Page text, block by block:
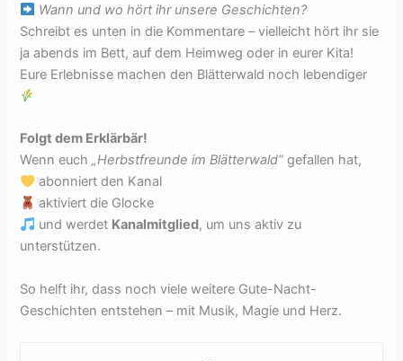
Wann und wo hört ihr unsere Geschichten?
Schreibt es unten in die Kommentare – vielleicht hört ihr sie
ja abends im Bett, auf dem Heimweg oder in eurer Kita!
Eure Erlebnisse machen den Blätterwald noch lebendiger
Folgt dem Erklärbär!
Wenn euch„Herbstfreunde im Blätterwald“ gefallen hat,
abonniert den Kanal
aktiviert die Glocke
und werdet Kanalmitglied, um uns aktiv zu
unterstützen.
So helft ihr, dass noch viele weitere Gute-Nacht-
Geschichten entstehen – mit Musik, Magie und Herz.